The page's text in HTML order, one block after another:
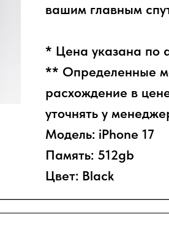
вашим главным
* Цена указана по
** Определенные
расхождение в
уточнять у
Модель: iPhone 17
Память: 512gb
Цвет: Black